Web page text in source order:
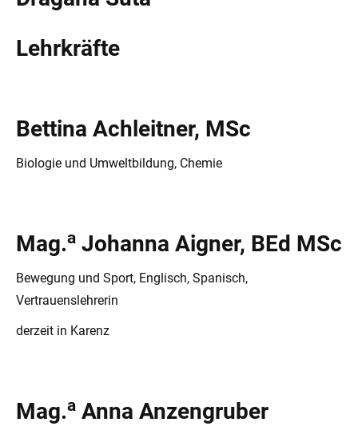
Lehrkräfte
Bettina Achleitner, MSc
Biologie und Umweltbildung, Chemie
Mag.a Johanna Aigner, BEd MSc
Bewegung und Sport, Englisch, Spanisch,
Vertrauenslehrerin
derzeit in Karenz
Mag.a Anna Anzengruber